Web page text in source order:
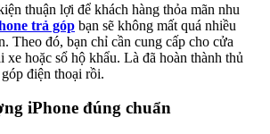
thuận lợi để khách hàng thỏa mãn nhu
trả góp bạn sẽ không mất quá nhiều
Theo đó, bạn chỉ cần cung cấp cho cửa
hoặc sổ hộ khẩu. Là đã hoàn thành thủ
điện thoại rồi.
iPhone đúng chuẩn